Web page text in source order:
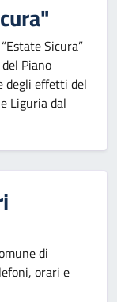
Sicura”
Piano
degli effetti del
Liguria dal
di
orari e